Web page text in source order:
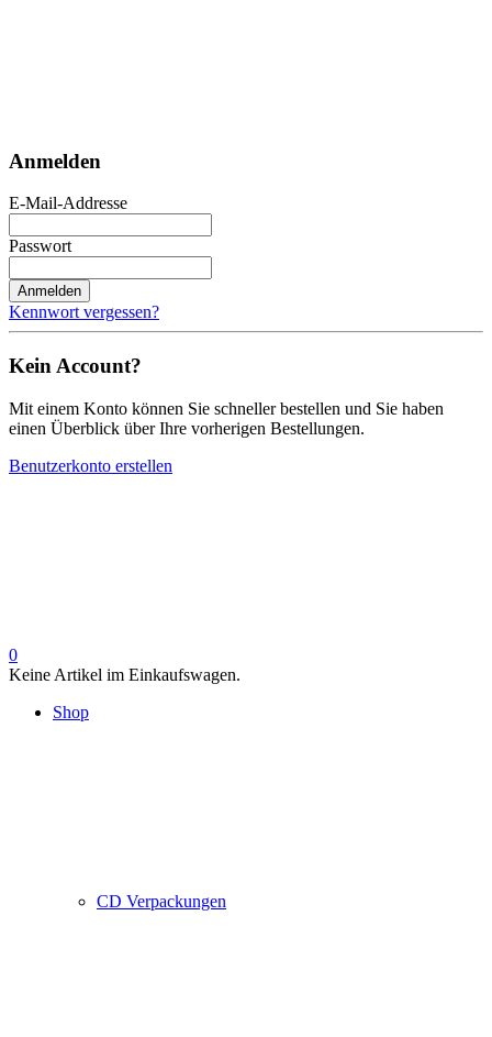
Anmelden
E-Mail-Addresse
Passwort
Anmelden
Kennwort vergessen?
Kein Account?
Mit einem Konto können Sie schneller bestellen und Sie haben
einen Überblick über Ihre vorherigen Bestellungen.
Benutzerkonto erstellen
0
Keine Artikel im Einkaufswagen.
Shop
CD Verpackungen